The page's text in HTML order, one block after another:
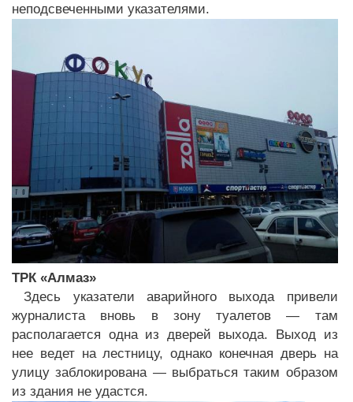
неподсвеченными указателями.
ТРК «Алмаз»
Здесь указатели аварийного выхода привели
журналиста вновь в зону туалетов — там
располагается одна из дверей выхода. Выход из
нее ведет на лестницу, однако конечная дверь на
улицу заблокирована — выбраться таким образом
из здания не удастся.